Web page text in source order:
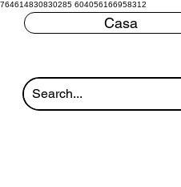
764614830830285 604056166958312
Casa